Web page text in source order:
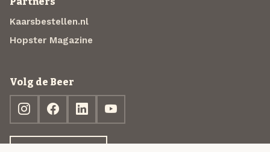
Kaarsbestellen.nl
Hopster Magazine
Volg de Beer